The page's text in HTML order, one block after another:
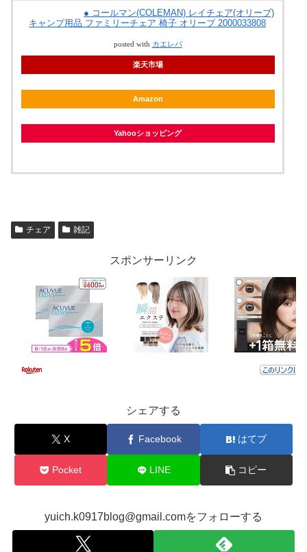
● コールマン(COLEMAN) レイチェア(オリーブ)
キャンプ用品 ファミリーチェア 椅子 オリーブ 2000033808
posted with カエレバ
楽天市場
Amazon
Yahooショッピング
チェア 雑記
スポンサーリンク
シェアする
X Facebook はてブ
Pocket LINE コピー
yuich.k0917blog@gmail.comをフォローする